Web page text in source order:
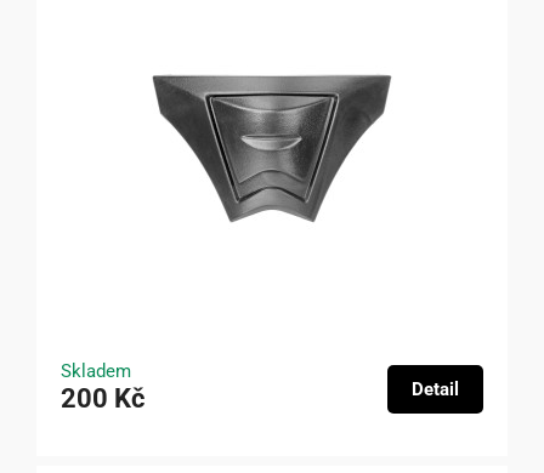
Skladem
200 Kč Detail